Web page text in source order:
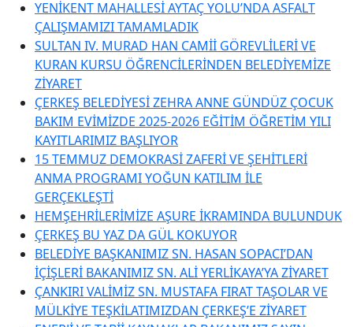
YENİKENT MAHALLESİ AYTAÇ YOLU’NDA ASFALT
ÇALIŞMAMIZI TAMAMLADIK
SULTAN IV. MURAD HAN CAMİİ GÖREVLİLERİ VE
KURAN KURSU ÖĞRENCİLERİNDEN BELEDİYEMİZE
ZİYARET
ÇERKEŞ BELEDİYESİ ZEHRA ANNE GÜNDÜZ ÇOCUK
BAKIM EVİMİZDE 2025-2026 EĞİTİM ÖĞRETİM YILI
KAYITLARIMIZ BAŞLIYOR
15 TEMMUZ DEMOKRASİ ZAFERİ VE ŞEHİTLERİ
ANMA PROGRAMI YOĞUN KATILIM İLE
GERÇEKLEŞTİ
HEMŞEHRİLERİMİZE AŞURE İKRAMINDA BULUNDUK
ÇERKEŞ BU YAZ DA GÜL KOKUYOR
BELEDİYE BAŞKANIMIZ SN. HASAN SOPACI’DAN
İÇİŞLERİ BAKANIMIZ SN. ALİ YERLİKAYA’YA ZİYARET
ÇANKIRI VALİMİZ SN. MUSTAFA FIRAT TAŞOLAR VE
MÜLKİYE TEŞKİLATIMIZDAN ÇERKEŞ’E ZİYARET